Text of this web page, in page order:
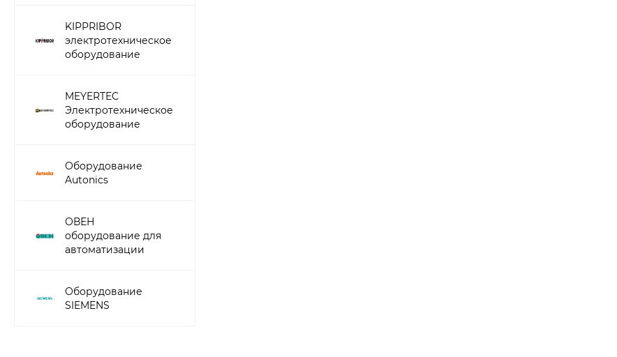
KIPPRIBOR
электротехническое
оборудование
MEYERTEC
Электротехническое
оборудование
Оборудование
Autonics
ОВЕН
оборудование для
автоматизации
Оборудование
SIEMENS